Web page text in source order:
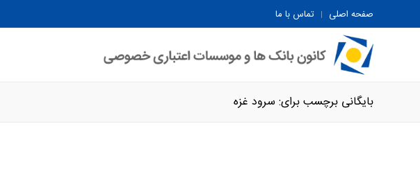
صفحه اصلی تماس با ما
بایگانی برچسب برای: سرود غزه